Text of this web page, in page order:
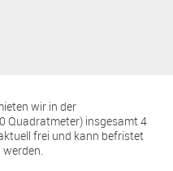
wir in der
Quadratmeter) insgesamt 4
frei und kann befristet